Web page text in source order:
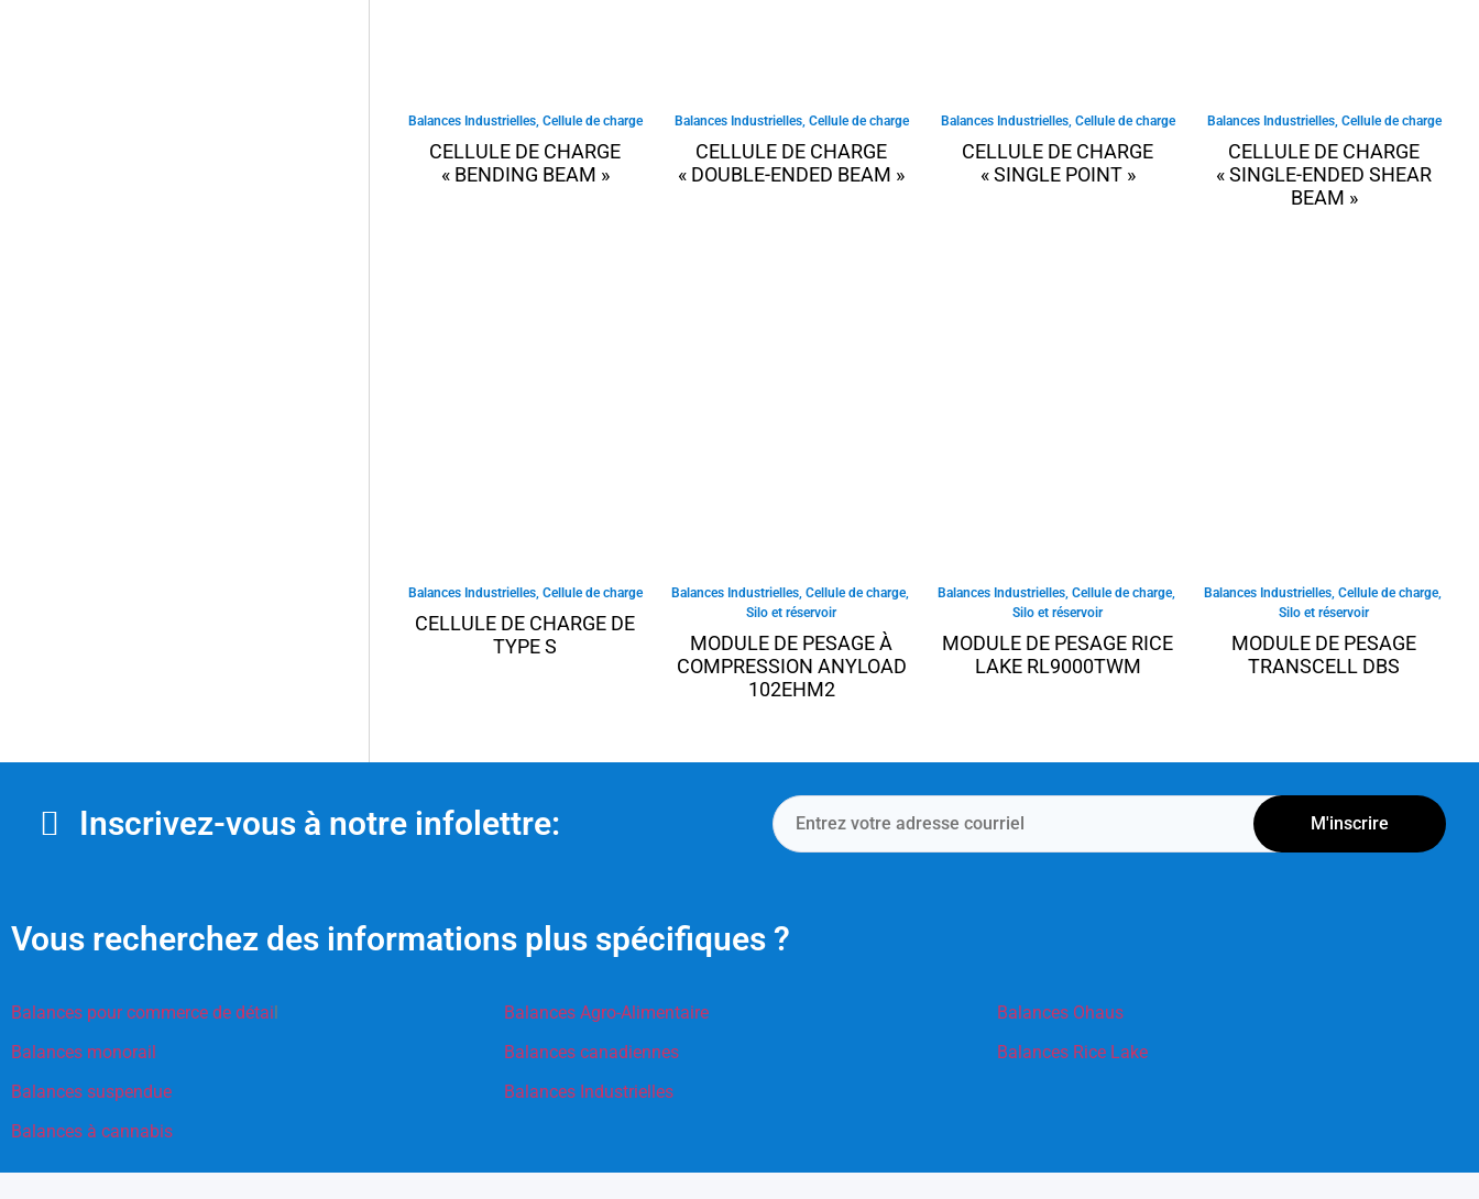
Balances Industrielles, Cellule de charge
CELLULE DE CHARGE
« BENDING BEAM »
Balances Industrielles, Cellule de charge
CELLULE DE CHARGE
« DOUBLE-ENDED BEAM »
Balances Industrielles, Cellule de charge
CELLULE DE CHARGE
« SINGLE POINT »
Balances Industrielles, Cellule de charge
CELLULE DE CHARGE
« SINGLE-ENDED SHEAR
BEAM »
Balances Industrielles, Cellule de charge
CELLULE DE CHARGE DE
TYPE S
Balances Industrielles, Cellule de charge,
Silo et réservoir
MODULE DE PESAGE À
COMPRESSION ANYLOAD
102EHM2
Balances Industrielles, Cellule de charge,
Silo et réservoir
MODULE DE PESAGE RICE
LAKE RL9000TWM
Balances Industrielles, Cellule de charge,
Silo et réservoir
MODULE DE PESAGE
TRANSCELL DBS
Inscrivez-vous à notre infolettre: M'inscrire
Vous recherchez des informations plus spécifiques ?
Balances pour commerce de détail
Balances monorail
Balances suspendue
Balances à cannabis
Balances Agro-Alimentaire
Balances canadiennes
Balances Industrielles
Balances Ohaus
Balances Rice Lake